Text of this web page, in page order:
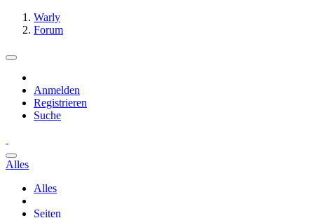
Warly
Forum
Anmelden
Registrieren
Suche
Alles
Alles
Seiten